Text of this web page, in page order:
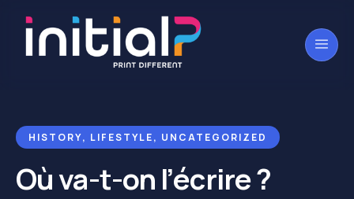
HISTORY, LIFESTYLE, UNCATEGORIZED
Où va-t-on l’écrire ?